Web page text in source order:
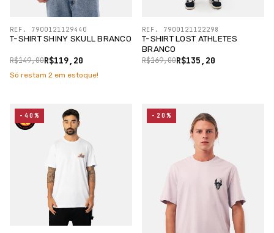
T-SHIRT SHINY SKULL BRANCO
R$119,20
R$149,00
REF. 7900121129440
Só restam 2 em estoque!
T-SHIRT LOST ATHLETES
BRANCO
R$135,20
R$169,00
REF. 7900121122298
-40% -20%